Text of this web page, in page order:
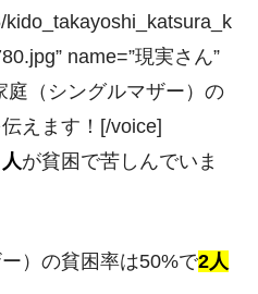
name=”現実さん”
庭（シングルマザー）の
えます！[/voice]
が貧困で苦しんでいま
）の貧困率は50%で2人